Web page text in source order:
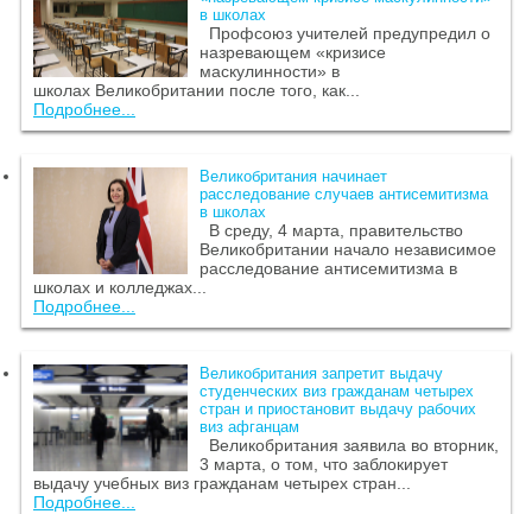
в школах
Профсоюз учителей предупредил о
назревающем «кризисе
маскулинности» в
школах Великобритании после того, как...
Подробнее...
Великобритания начинает
расследование случаев антисемитизма
в школах
В среду, 4 марта, правительство
Великобритании начало независимое
расследование антисемитизма в
школах и колледжах...
Подробнее...
Великобритания запретит выдачу
студенческих виз гражданам четырех
стран и приостановит выдачу рабочих
виз афганцам
Великобритания заявила во вторник,
3 марта, о том, что заблокирует
выдачу учебных виз гражданам четырех стран...
Подробнее...